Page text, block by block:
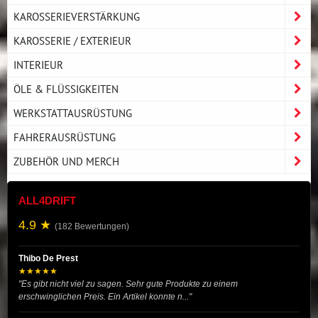
KAROSSERIEVERSTÄRKUNG
KAROSSERIE / EXTERIEUR
INTERIEUR
ÖLE & FLÜSSIGKEITEN
WERKSTATTAUSRÜSTUNG
FAHRERAUSRÜSTUNG
ZUBEHÖR UND MERCH
ALL4DRIFT
4.9 ★ (182 Bewertungen)
Thibo De Prest
★★★★★
"Es gibt nicht viel zu sagen. Sehr gute Produkte zu einem
erschwinglichen Preis. Ein Artikel konnte n..."